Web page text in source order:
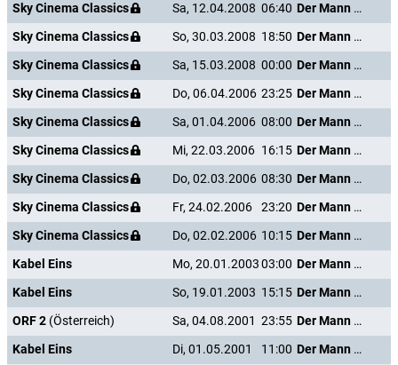
Sky Cinema Classics
Sa, 12.04.2008 06:40
Der Mann mit dem Glasauge
Sky Cinema Classics
So, 30.03.2008 18:50
Der Mann mit dem Glasauge
Sky Cinema Classics
Sa, 15.03.2008 00:00
Der Mann mit dem Glasauge
Sky Cinema Classics
Do, 06.04.2006 23:25
Der Mann mit dem Glasauge
Sky Cinema Classics
Sa, 01.04.2006 08:00
Der Mann mit dem Glasauge
Sky Cinema Classics
Mi, 22.03.2006 16:15
Der Mann mit dem Glasauge
Sky Cinema Classics
Do, 02.03.2006 08:30
Der Mann mit dem Glasauge
Sky Cinema Classics
Fr, 24.02.2006 23:20
Der Mann mit dem Glasauge
Sky Cinema Classics
Do, 02.02.2006 10:15
Der Mann mit dem Glasauge
Kabel Eins
Mo, 20.01.200303:00
Der Mann mit dem Glasauge
Kabel Eins
So, 19.01.2003 15:15
Der Mann mit dem Glasauge
ORF 2 (Österreich) Sa, 04.08.2001 23:55
Der Mann mit dem Glasauge
Kabel Eins
Di, 01.05.2001 11:00
Der Mann mit dem Glasauge